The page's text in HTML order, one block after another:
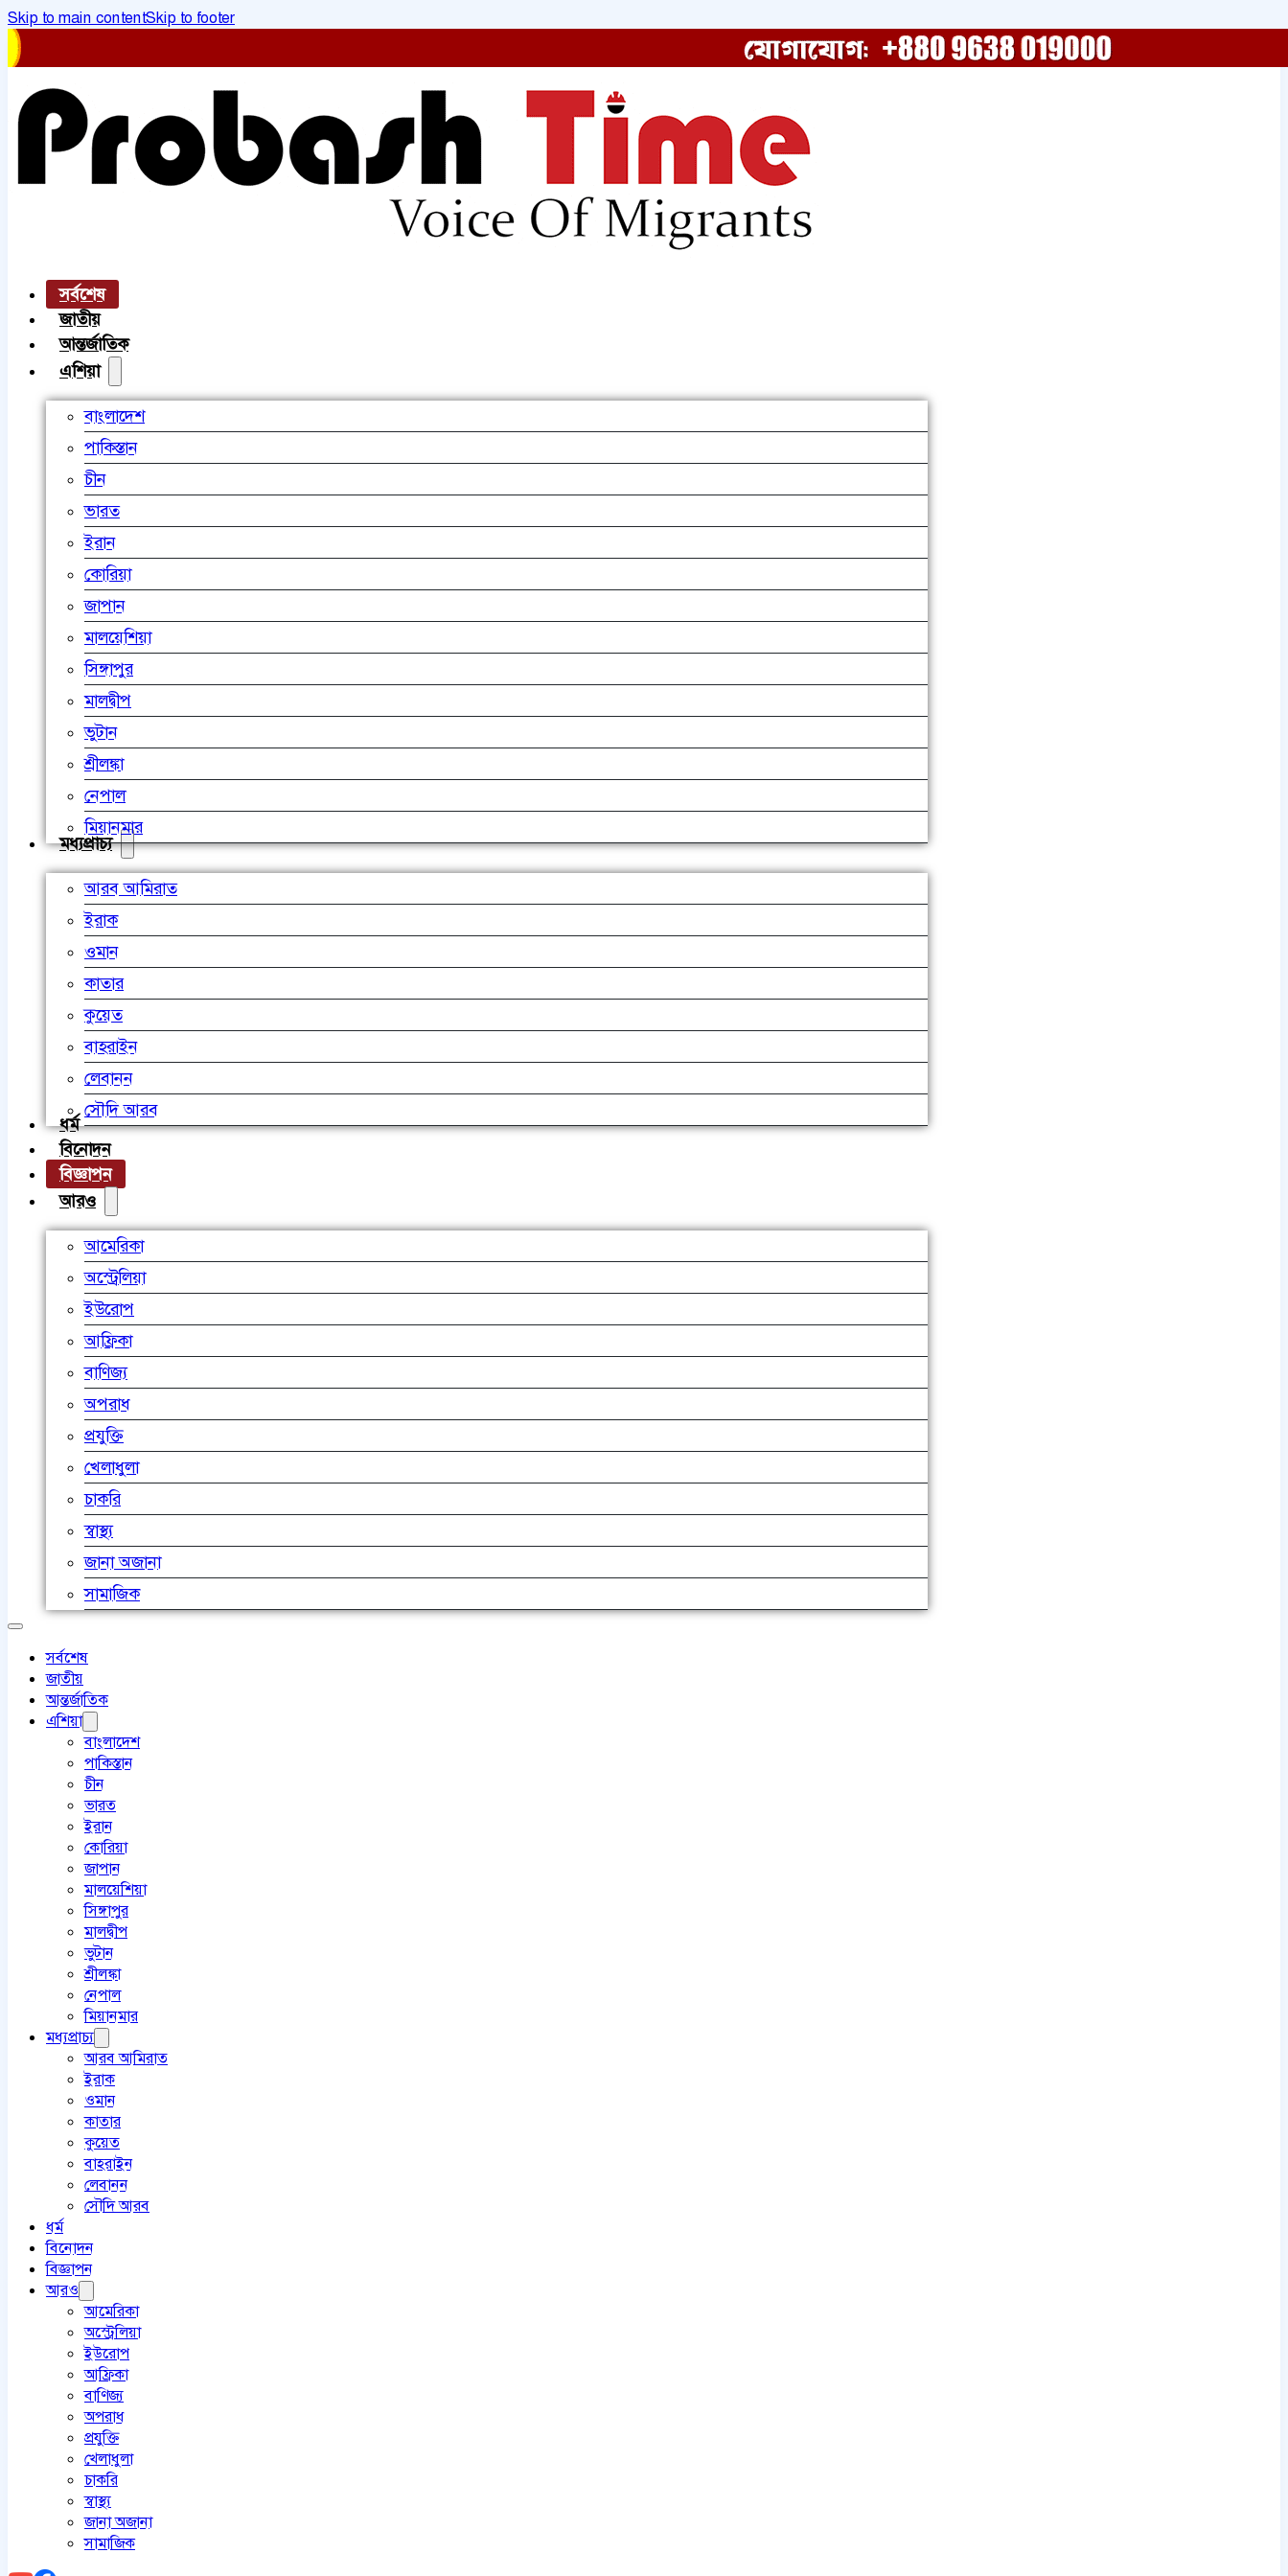
Skip to main contentSkip to footer
সর্বশেষ
জাতীয়
আন্তর্জাতিক
এশিয়া
বাংলাদেশ
পাকিস্তান
চীন
ভারত
ইরান
কোরিয়া
জাপান
মালয়েশিয়া
সিঙ্গাপুর
মালদ্বীপ
ভুটান
শ্রীলঙ্কা
নেপাল
মিয়ানমার
মধ্যপ্রাচ্য
আরব আমিরাত
ইরাক
ওমান
কাতার
কুয়েত
বাহরাইন
লেবানন
সৌদি আরব
ধর্ম
বিনোদন
বিজ্ঞাপন
আরও
আমেরিকা
অস্ট্রেলিয়া
ইউরোপ
আফ্রিকা
বাণিজ্য
অপরাধ
প্রযুক্তি
খেলাধুলা
চাকরি
স্বাস্থ্য
জানা অজানা
সামাজিক
সর্বশেষ
জাতীয়
আন্তর্জাতিক
এশিয়া
বাংলাদেশ
পাকিস্তান
চীন
ভারত
ইরান
কোরিয়া
জাপান
মালয়েশিয়া
সিঙ্গাপুর
মালদ্বীপ
ভুটান
শ্রীলঙ্কা
নেপাল
মিয়ানমার
মধ্যপ্রাচ্য
আরব আমিরাত
ইরাক
ওমান
কাতার
কুয়েত
বাহরাইন
লেবানন
সৌদি আরব
ধর্ম
বিনোদন
বিজ্ঞাপন
আরও
আমেরিকা
অস্ট্রেলিয়া
ইউরোপ
আফ্রিকা
বাণিজ্য
অপরাধ
প্রযুক্তি
খেলাধুলা
চাকরি
স্বাস্থ্য
জানা অজানা
সামাজিক